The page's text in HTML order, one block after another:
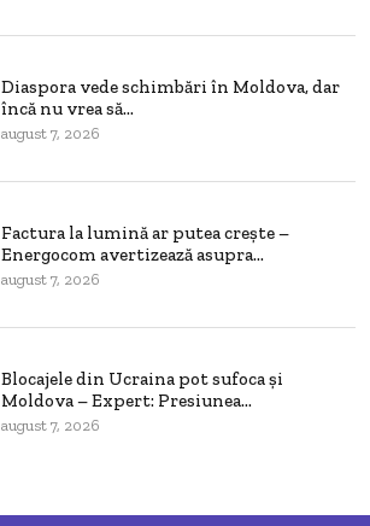
Diaspora vede schimbări în Moldova, dar
încă nu vrea să...
august 7, 2026
Factura la lumină ar putea crește –
Energocom avertizează asupra...
august 7, 2026
Blocajele din Ucraina pot sufoca și
Moldova – Expert: Presiunea...
august 7, 2026